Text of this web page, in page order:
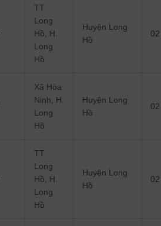
TT
Long
Hồ, H.
Long
Hồ
Huyện Long
Hồ
02
Xã Hòa
Ninh, H.
Long
Hồ
Huyện Long
Hồ
02
TT
Long
Hồ, H.
Long
Hồ
Huyện Long
Hồ
02